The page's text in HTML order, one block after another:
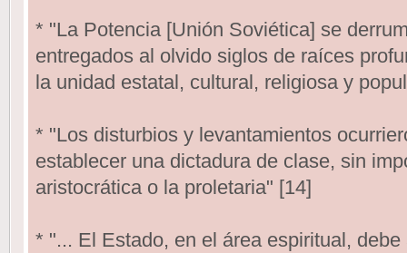
* "La Potencia [Unión Soviética] se
entregados al olvido siglos de raíces
la unidad estatal, cultural, religiosa y
* "Los disturbios y levantamientos
establecer una dictadura de clase, sin
aristocrática o la proletaria" [14]
* "... El Estado, en el área espiritual,